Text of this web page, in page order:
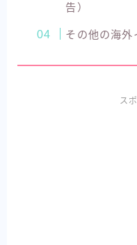
告）
その他の海外
ス